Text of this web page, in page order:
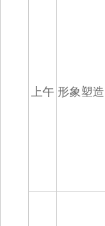
上午 形象塑造